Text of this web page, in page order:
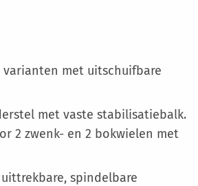
varianten met uitschuifbare
met vaste stabilisatiebalk.
2 zwenk- en 2 bokwielen met
spindelbare